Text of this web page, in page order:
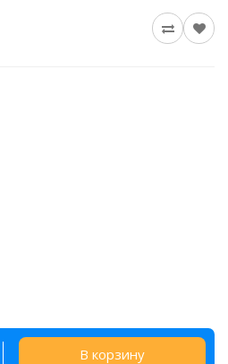
В корзину